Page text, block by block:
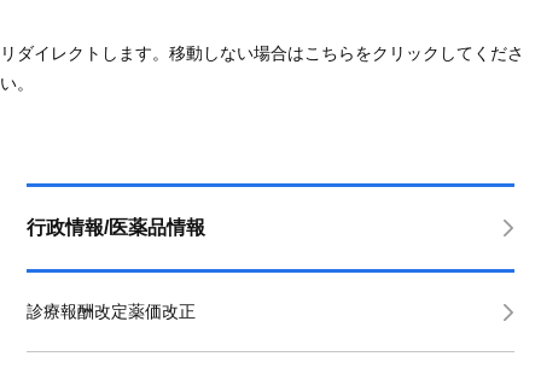
リダイレクトします。移動しない場合はこちらをクリックしてくださ
い。
行政情報/医薬品情報
診療報酬改定薬価改正